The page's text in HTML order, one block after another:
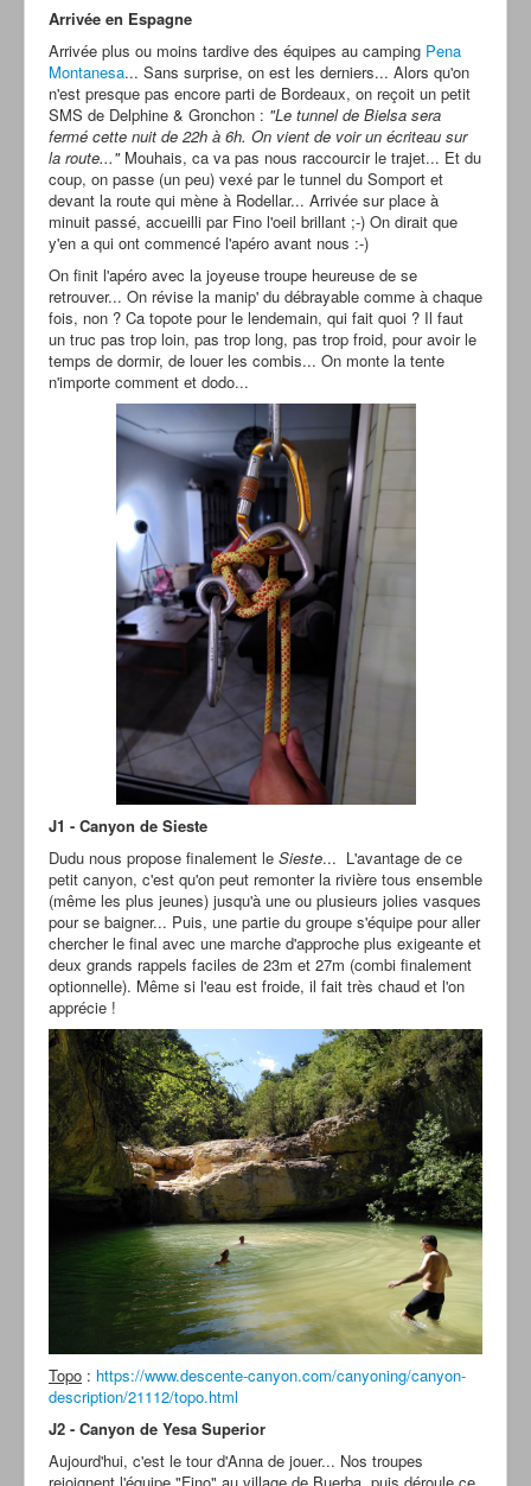
Arrivée en Espagne
Arrivée plus ou moins tardive des équipes au camping Pena
Montanesa... Sans surprise, on est les derniers... Alors qu'on
n'est presque pas encore parti de Bordeaux, on reçoit un petit
SMS de Delphine & Gronchon : "Le tunnel de Bielsa sera
fermé cette nuit de 22h à 6h. On vient de voir un écriteau sur
la route..."Mouhais, ca va pas nous raccourcir le trajet... Et du
coup, on passe (un peu) vexé par le tunnel du Somport et
devant la route qui mène à Rodellar... Arrivée sur place à
minuit passé, accueilli par Fino l'oeil brillant ;-) On dirait que
y'en a qui ont commencé l'apéro avant nous :-)
On finit l'apéro avec la joyeuse troupe heureuse de se
retrouver... On révise la manip' du débrayable comme à chaque
fois, non ? Ca topote pour le lendemain, qui fait quoi ? Il faut
un truc pas trop loin, pas trop long, pas trop froid, pour avoir le
temps de dormir, de louer les combis... On monte la tente
n'importe comment et dodo...
J1 - Canyon de Sieste
Dudu nous propose finalement le Sieste... L'avantage de ce
petit canyon, c'est qu'on peut remonter la rivière tous ensemble
(même les plus jeunes) jusqu'à une ou plusieurs jolies vasques
pour se baigner... Puis, une partie du groupe s'équipe pour aller
chercher le final avec une marche d'approche plus exigeante et
deux grands rappels faciles de 23m et 27m (combi finalement
optionnelle). Même si l'eau est froide, il fait très chaud et l'on
apprécie !
Topo : https://www.descente-canyon.com/canyoning/canyon-
description/21112/topo.html
J2 - Canyon de Yesa Superior
Aujourd'hui, c'est le tour d'Anna de jouer... Nos troupes